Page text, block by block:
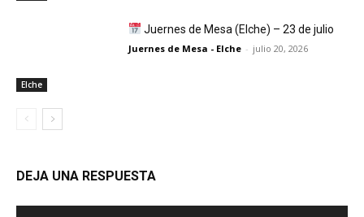
Elche
Juernes de Mesa (Elche) – 23 de julio
Juernes de Mesa - Elche - julio 20, 2026
DEJA UNA RESPUESTA